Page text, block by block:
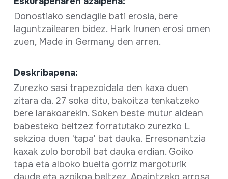
Donostiako sendagile bati erosia, bere
laguntzailearen bidez. Hark Irunen erosi omen
zuen, Made in Germany den arren.
Deskribapena:
Zurezko sasi trapezoidala den kaxa duen
zitara da. 27 soka ditu, bakoitza tenkatzeko
bere larakoarekin. Soken beste mutur aldean
babesteko beltzez forratutako zurezko L
sekzioa duen 'tapa' bat dauka. Erresonantzia
kaxak zulo borobil bat dauka erdian. Goiko
tapa eta alboko buelta gorriz margoturik